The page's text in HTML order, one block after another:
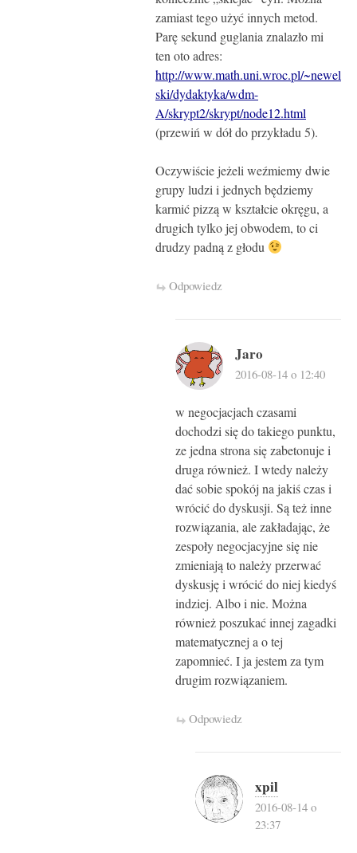
zamiast tego użyć innych metod.
Parę sekund guglania znalazło mi
ten oto adres:
http://www.math.uni.wroc.pl/~newel
ski/dydaktyka/wdm-
A/skrypt2/skrypt/node12.html
(przewiń w dół do przykładu 5).
Oczywiście jeżeli weźmiemy dwie
grupy ludzi i jednych będziemy
karmić pizzą w kształcie okręgu, a
drugich tylko jej obwodem, to ci
drudzy padną z głodu
Odpowiedz
Jaro
2016-08-14 o 12:40
w negocjacjach czasami
dochodzi się do takiego punktu,
ze jedna strona się zabetonuje i
druga również. I wtedy należy
dać sobie spokój na jakiś czas i
wrócić do dyskusji. Są też inne
rozwiązania, ale zakładając, że
zespoły negocjacyjne się nie
zmieniają to należy przerwać
dyskusję i wrócić do niej kiedyś
indziej. Albo i nie. Można
również poszukać innej zagadki
matematycznej a o tej
zapomnieć. I ja jestem za tym
drugim rozwiązaniem.
Odpowiedz
xpil
2016-08-14 o
23:37